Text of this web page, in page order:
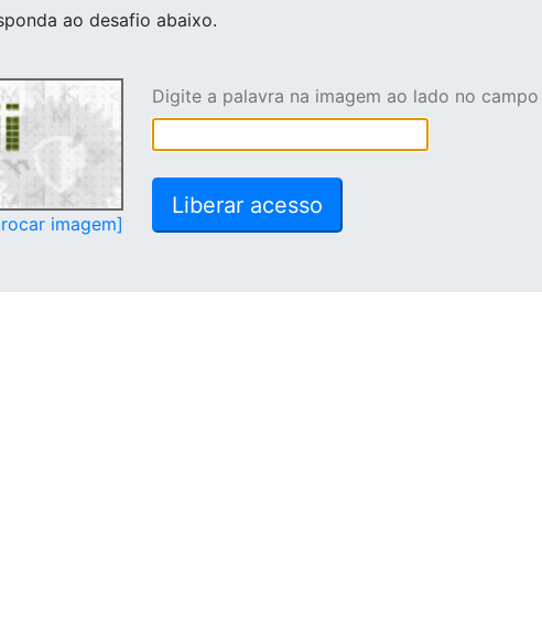
ao desafio abaixo.
imagem]
Digite a palavra na imagem ao lado no